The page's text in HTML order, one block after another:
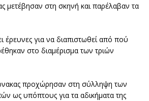
μετέβησαν στη σκηνή και παρέλαβαν τα
έρευνες για να διαπιστωθεί από πού
στο διαμέρισμα των τριών
προχώρησαν στη σύλληψη των
ως υπόπτους για τα αδικήματα της